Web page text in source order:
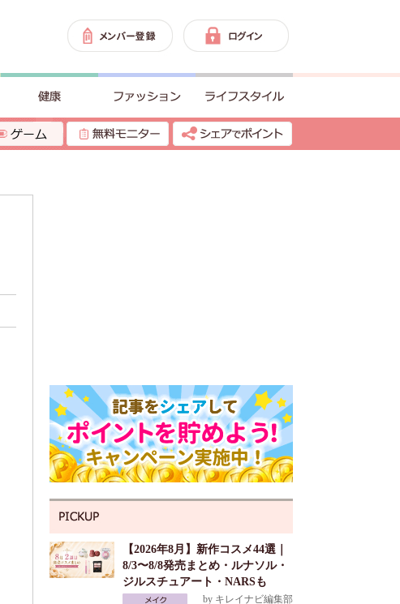
【2026年8月】新作コスメ44選｜
8/3〜8/8発売まとめ・ルナソル・
ジルスチュアート・NARSも
by キレイナビ編集部